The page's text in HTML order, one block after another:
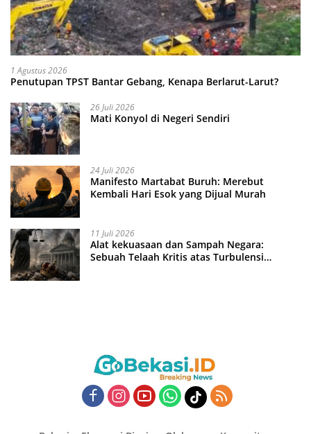
1 Agustus 2026
Penutupan TPST Bantar Gebang, Kenapa Berlarut-Larut?
26 Juli 2026
Mati Konyol di Negeri Sendiri
24 Juli 2026
Manifesto Martabat Buruh: Merebut
Kembali Hari Esok yang Dijual Murah
11 Juli 2026
Alat kekuasaan dan Sampah Negara:
Sebuah Telaah Kritis atas Turbulensi